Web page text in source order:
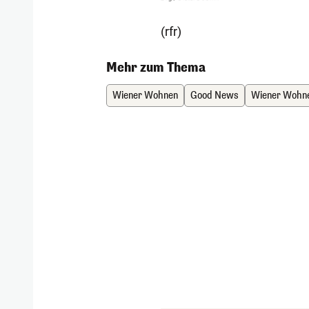
(rfr)
Mehr zum Thema
Wiener Wohnen Good News Wiener